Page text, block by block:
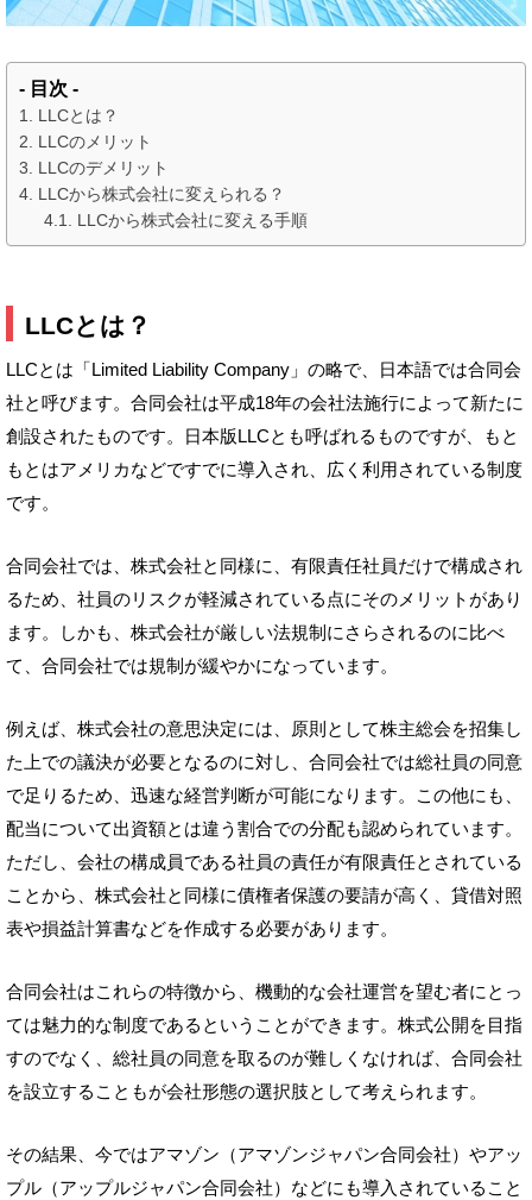
- 目次 -
LLCとは？
LLCのメリット
LLCのデメリット
LLCから株式会社に変えられる？
LLCから株式会社に変える手順
LLCとは？
LLCとは「Limited Liability Company」の略で、日本語では合同会
社と呼びます。合同会社は平成18年の会社法施行によって新たに
創設されたものです。日本版LLCとも呼ばれるものですが、もと
もとはアメリカなどですでに導入され、広く利用されている制度
です。
合同会社では、株式会社と同様に、有限責任社員だけで構成され
るため、社員のリスクが軽減されている点にそのメリットがあり
ます。しかも、株式会社が厳しい法規制にさらされるのに比べ
て、合同会社では規制が緩やかになっています。
例えば、株式会社の意思決定には、原則として株主総会を招集し
た上での議決が必要となるのに対し、合同会社では総社員の同意
で足りるため、迅速な経営判断が可能になります。この他にも、
配当について出資額とは違う割合での分配も認められています。
ただし、会社の構成員である社員の責任が有限責任とされている
ことから、株式会社と同様に債権者保護の要請が高く、貸借対照
表や損益計算書などを作成する必要があります。
合同会社はこれらの特徴から、機動的な会社運営を望む者にとっ
ては魅力的な制度であるということができます。株式公開を目指
すのでなく、総社員の同意を取るのが難しくなければ、合同会社
を設立することもが会社形態の選択肢として考えられます。
その結果、今ではアマゾン（アマゾンジャパン合同会社）やアッ
プル（アップルジャパン合同会社）などにも導入されていること